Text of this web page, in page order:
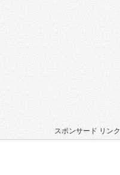
スポンサード リンク